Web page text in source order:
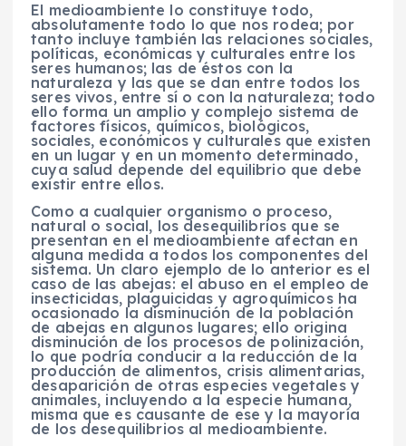
El medioambiente lo constituye todo,
absolutamente todo lo que nos rodea; por
tanto incluye también las relaciones sociales,
políticas, económicas y culturales entre los
seres humanos; las de éstos con la
naturaleza y las que se dan entre todos los
seres vivos, entre sí o con la naturaleza; todo
ello forma un amplio y complejo sistema de
factores físicos, químicos, biológicos,
sociales, económicos y culturales que existen
en un lugar y en un momento determinado,
cuya salud depende del equilibrio que debe
existir entre ellos.
Como a cualquier organismo o proceso,
natural o social, los desequilibrios que se
presentan en el medioambiente afectan en
alguna medida a todos los componentes del
sistema. Un claro ejemplo de lo anterior es el
caso de las abejas: el abuso en el empleo de
insecticidas, plaguicidas y agroquímicos ha
ocasionado la disminución de la población
de abejas en algunos lugares; ello origina
disminución de los procesos de polinización,
lo que podría conducir a la reducción de la
producción de alimentos, crisis alimentarias,
desaparición de otras especies vegetales y
animales, incluyendo a la especie humana,
misma que es causante de ese y la mayoría
de los desequilibrios al medioambiente.